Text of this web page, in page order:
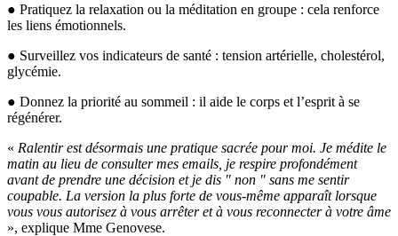
● Pratiquez la relaxation ou la méditation en groupe : cela renforce
les liens émotionnels.
● Surveillez vos indicateurs de santé : tension artérielle, cholestérol,
glycémie.
● Donnez la priorité au sommeil : il aide le corps et l’esprit à se
régénérer.
« Ralentir est désormais une pratique sacrée pour moi. Je médite le
matin au lieu de consulter mes emails, je respire profondément
avant de prendre une décision et je dis " non " sans me sentir
coupable. La version la plus forte de vous-même apparaît lorsque
vous vous autorisez à vous arrêter et à vous reconnecter à votre âme
», explique Mme Genovese.